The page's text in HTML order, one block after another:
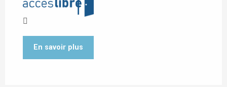
En savoir plus